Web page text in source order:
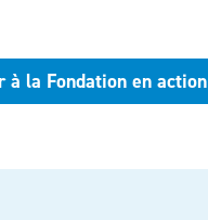
à la Fondation en action